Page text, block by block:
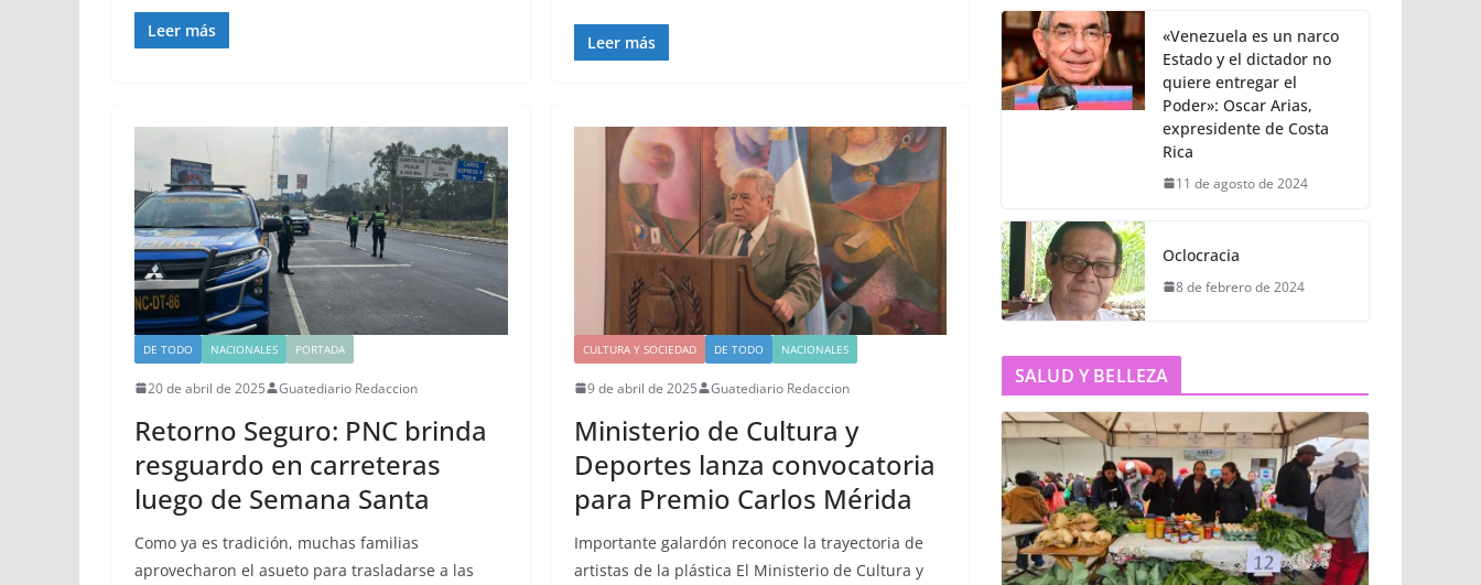
Leer más
Leer más
DE TODO NACIONALES PORTADA
20 de abril de 2025 Guatediario Redaccion
Retorno Seguro: PNC brinda
resguardo en carreteras
luego de Semana Santa
Como ya es tradición, muchas familias
aprovecharon el asueto para trasladarse a las
CULTURA Y SOCIEDAD DE TODO NACIONALES
9 de abril de 2025 Guatediario Redaccion
Ministerio de Cultura y
Deportes lanza convocatoria
para Premio Carlos Mérida
Importante galardón reconoce la trayectoria de
artistas de la plástica El Ministerio de Cultura y
«Venezuela es un narco
Estado y el dictador no
quiere entregar el
Poder»: Oscar Arias,
expresidente de Costa
Rica
11 de agosto de 2024
Oclocracia
8 de febrero de 2024
SALUD Y BELLEZA